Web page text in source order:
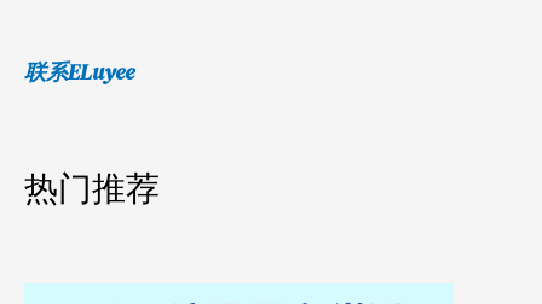
联系ELuyee
热门推荐